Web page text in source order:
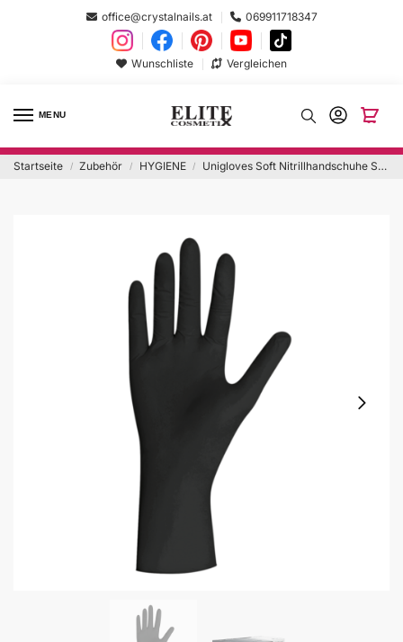
office@crystalnails.at 069911718347
Wunschliste Vergleichen
MENU
Startseite / Zubehör / HYGIENE / Unigloves Soft Nitrillhandschuhe Schwarz ‚S‘ 200 Stück